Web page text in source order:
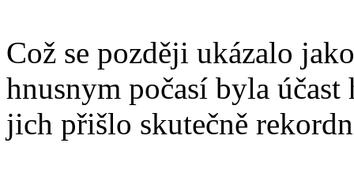
Což se později ukázalo
hnusnym počasí byla
jich přišlo skutečně